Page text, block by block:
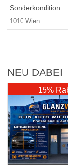
Sonderkondition...
1010 Wien
NEU DABEI
15%